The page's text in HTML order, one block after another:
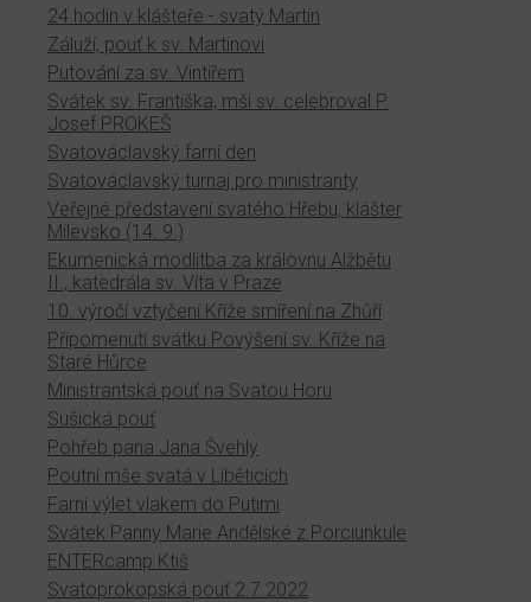
24 hodin v klášteře - svatý Martin
Záluží, pouť k sv. Martinovi
Putování za sv. Vintířem
Svátek sv. Františka, mši sv. celebroval P.
Josef PROKEŠ
Svatováclavský farní den
Svatováclavský turnaj pro ministranty
Veřejné představení svatého Hřebu, klášter
Milevsko (14. 9.)
Ekumenická modlitba za královnu Alžbětu
II., katedrála sv. Víta v Praze
10. výročí vztyčení Kříže smíření na Zhůří
Připomenutí svátku Povýšení sv. Kříže na
Staré Hůrce
Ministrantská pouť na Svatou Horu
Sušická pouť
Pohřeb pana Jana Švehly
Poutní mše svatá v Liběticích
Farní výlet vlakem do Putimi
Svátek Panny Marie Andělské z Porciunkule
ENTERcamp Ktiš
Svatoprokopská pouť 2.7.2022